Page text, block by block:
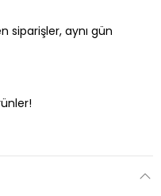
siparişler, aynı gün